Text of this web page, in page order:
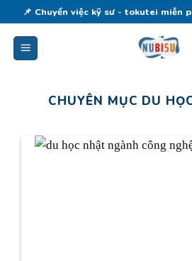
to
content
📌 Chuyển việc kỹ sư - tokutei miễn
CHUYÊN MỤC DU